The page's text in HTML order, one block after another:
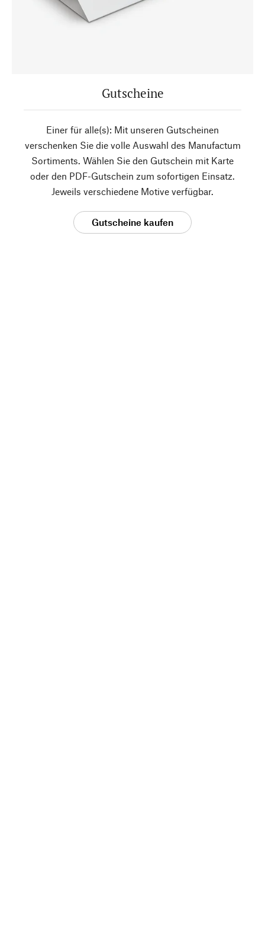
Gutscheine
Einer für alle(s): Mit unseren Gutscheinen
verschenken Sie die volle Auswahl des Manufactum
Sortiments. Wählen Sie den Gutschein mit Karte
oder den PDF-Gutschein zum sofortigen Einsatz.
Jeweils verschiedene Motive verfügbar.
Gutscheine kaufen